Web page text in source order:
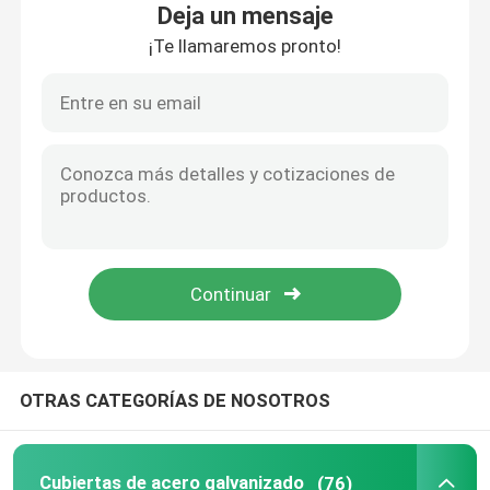
Sobre nosotros
Control de calidad
Noticias
Solicitar una cita
Cubiertas de acero galvanizado
Deja un mensaje
¡Te llamaremos pronto!
OTRAS CATEGORÍAS DE NOSOTROS
Cubiertas de acero galvanizado (76)